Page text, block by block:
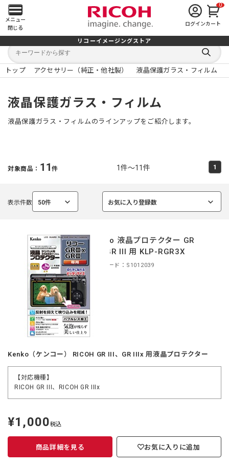
メ
イ
ン
メ
ニ
ュ
を
く
メニュー
閉じる
ログイン
0
カート
リコーイメージングストア
キ
ワ
ー
キ
検
索
す
る
トップ アクセサリー（純正・他社製） 液晶保護ガラス・フィルム
液晶保護ガラス・フィルム
液晶保護ガラス・フィルムのラインアップをご紹介します。
対象商品： 11件 1件～11件 1
表示件数 50件
選
お気に入り登録数
選
Kenko 液晶プロテクター GR
IIIx/GR III 用 KLP-RGR3X
商品コード：S1012039
Kenko（ケンコー） RICOH GR III、GR IIIx 用液晶プロテクター
【対応機種】
RICOH GR III、RICOH GR IIIx
定
価
¥1,000税込
商品詳細を見る お気に入りに追加